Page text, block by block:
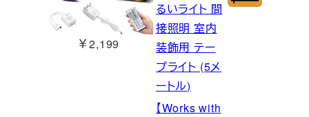
￥2,199
るいライト 間
接照明 室内
装飾用 テー
プライト (5メ
ートル)
【Works with